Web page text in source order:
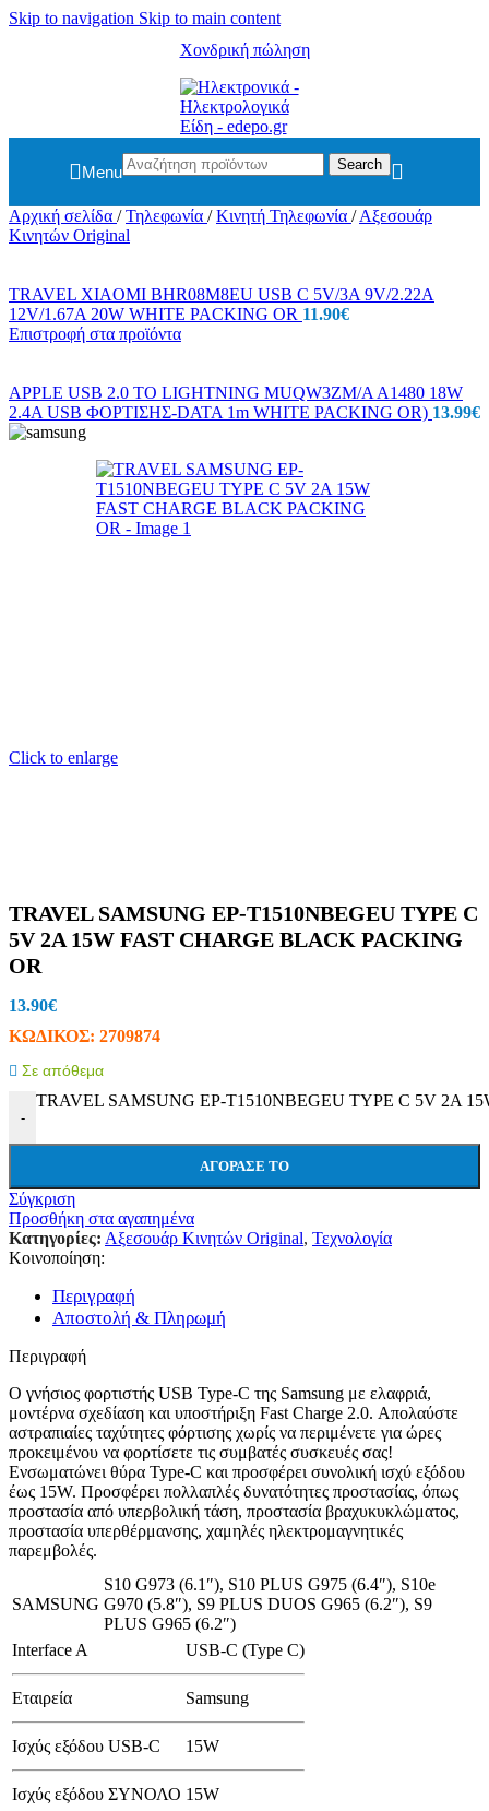
Skip to navigation Skip to main content
Χονδρική πώληση
Menu Search
Αρχική σελίδα / Τηλεφωνία / Κινητή Τηλεφωνία / Αξεσουάρ
Κινητών Original
TRAVEL XIAOMI BHR08M8EU USB C 5V/3A 9V/2.22A
12V/1.67A 20W WHITE PACKING OR 11.90€
Επιστροφή στα προϊόντα
APPLE USB 2.0 TO LIGHTNING MUQW3ZM/A A1480 18W
2.4A USB ΦΟΡΤΙΣΗΣ-DATA 1m WHITE PACKING OR) 13.99€
Click to enlarge
TRAVEL SAMSUNG EP-T1510NBEGEU TYPE C
5V 2A 15W FAST CHARGE BLACK PACKING
OR
13.90€
ΚΩΔΙΚΟΣ: 2709874
Σε απόθεμα
-
TRAVEL SAMSUNG EP-T1510NBEGEU TYPE C 5V 2A
ΑΓΌΡΑΣΕ ΤΟ
Σύγκριση
Προσθήκη στα αγαπημένα
Κατηγορίες: Αξεσουάρ Κινητών Original, Τεχνολογία
Κοινοποίηση:
Περιγραφή
Αποστολή & Πληρωμή
Περιγραφή
Ο γνήσιος φορτιστής USB Type-C της Samsung με ελαφριά,
μοντέρνα σχεδίαση και υποστήριξη Fast Charge 2.0. Απολαύστε
αστραπιαίες ταχύτητες φόρτισης χωρίς να περιμένετε για ώρες
προκειμένου να φορτίσετε τις συμβατές συσκευές σας!
Ενσωματώνει θύρα Type-C και προσφέρει συνολική ισχύ εξόδου
έως 15W. Προσφέρει πολλαπλές δυνατότητες προστασίας, όπως
προστασία από υπερβολική τάση, προστασία βραχυκυκλώματος,
προστασία υπερθέρμανσης, χαμηλές ηλεκτρομαγνητικές
παρεμβολές.
SAMSUNG
S10 G973 (6.1″), S10 PLUS G975 (6.4″), S10e
G970 (5.8″), S9 PLUS DUOS G965 (6.2″), S9
PLUS G965 (6.2″)
Interface A
USB-C (Type C)
Εταιρεία Samsung
Ισχύς εξόδου USB-C 15W
Ισχύς εξόδου ΣΥΝΟΛΟ 15W